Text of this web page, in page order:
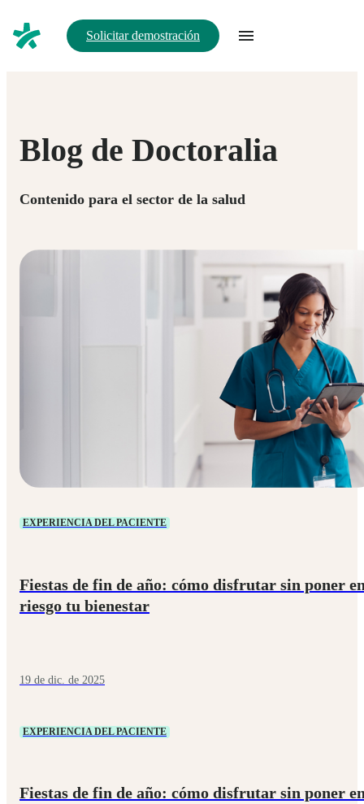
Solicitar demostración
Blog de Doctoralia
Contenido para el sector de la salud
EXPERIENCIA DEL PACIENTE
Fiestas de fin de año: cómo disfrutar sin poner
riesgo tu bienestar
19 de dic. de 2025
EXPERIENCIA DEL PACIENTE
Fiestas de fin de año: cómo disfrutar sin poner